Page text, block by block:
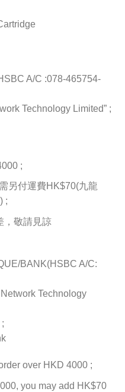
A/C :078-465754-
Technology Limited” ;
;
另付運費HK$70(九龍
;
，敬請見諒
BANK(HSBC A/C:
Technology
over HKD 4000 ;
you may add HK$70